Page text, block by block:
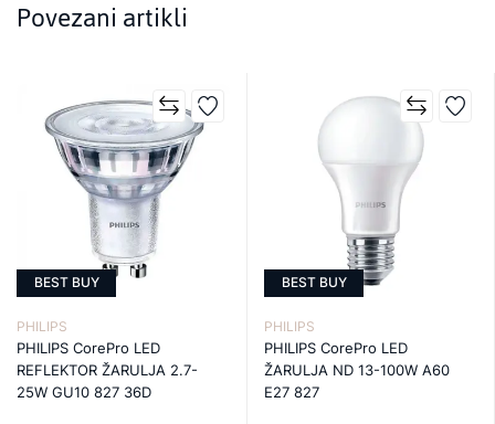
Povezani artikli
BEST BUY
PHILIPS
PHILIPS CorePro LED
REFLEKTOR ŽARULJA 2.7-
25W GU10 827 36D
BEST BUY
PHILIPS
PHILIPS CorePro LED
ŽARULJA ND 13-100W A60
E27 827